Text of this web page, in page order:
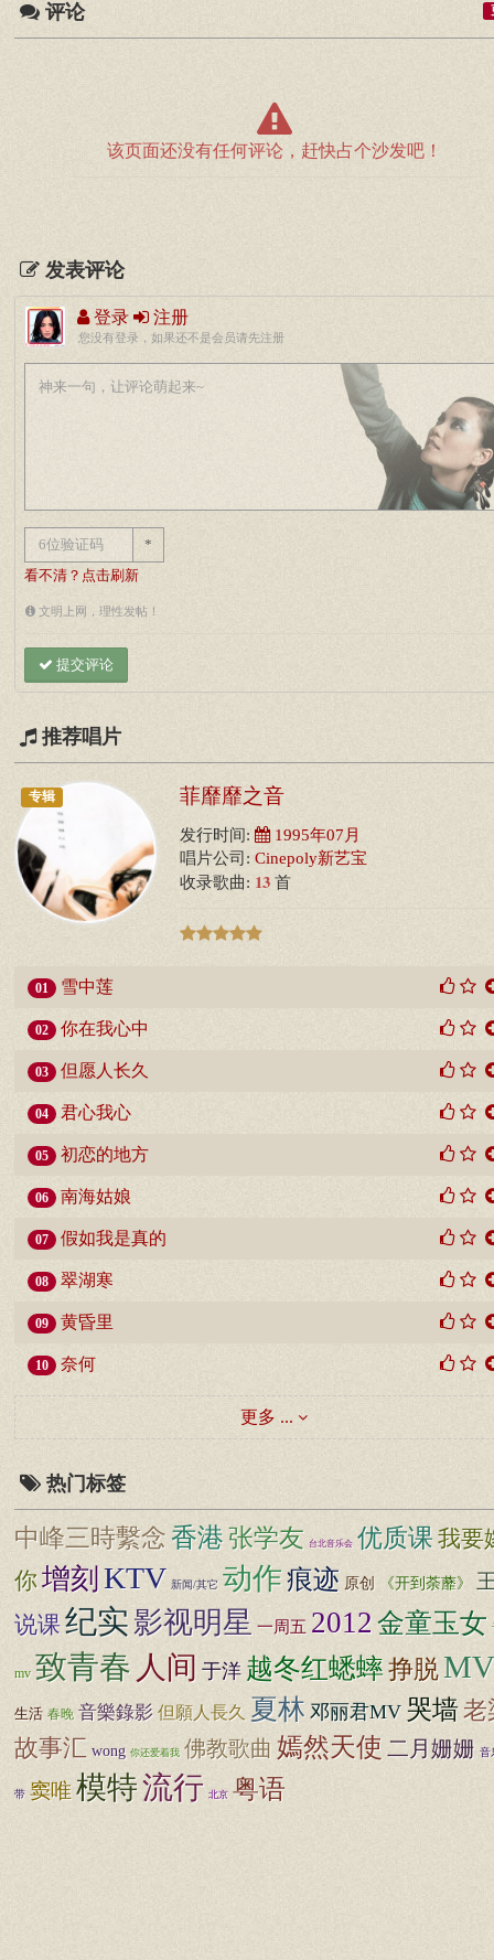
评论
该页面还没有任何评论，赶快占个沙发吧！
发表评论
登录 注册
您没有登录，如果还不是会员请先注册
*
看不清？点击刷新
文明上网，理性发帖！
提交评论
推荐唱片
专辑 菲靡靡之音
发行时间: 1995年07月
唱片公司: Cinepoly新艺宝
收录歌曲: 13 首
01 雪中莲
02 你在我心中
03 但愿人长久
04 君心我心
05 初恋的地方
06 南海姑娘
07 假如我是真的
08 翠湖寒
09 黄昏里
10 奈何
更多 ...
热门标签
中峰三時繫念 香港张学友 台北音乐会 优质课我要
你增刻 KTV 新闻/其它 动作痕迹 原创 《开到荼蘼》
说课纪实影视明星 一周五 2012金童玉女
mv 致青春 人间 于洋 越冬红蟋蟀挣脱MV
生活 春晚 音樂錄影 但願人長久 夏林 邓丽君MV 哭墙老
故事汇 wong 你还爱着我 佛教歌曲 嫣然天使 二月姗姗 音
带 窦唯模特流行 北京 粤语